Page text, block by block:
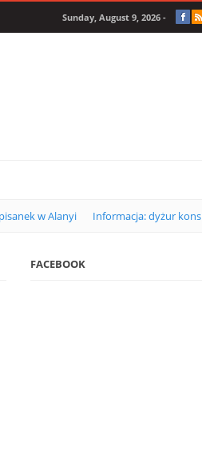
Sunday, August 9, 2026 -
w Alanyi Informacja: dyżur
FACEBOOK